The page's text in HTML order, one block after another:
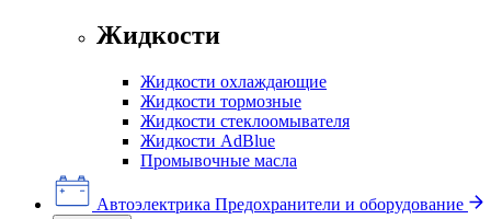
Жидкости
Жидкости охлаждающие
Жидкости тормозные
Жидкости стеклоомывателя
Жидкости AdBlue
Промывочные масла
Автоэлектрика Предохранители и оборудование